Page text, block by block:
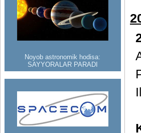
Noyob astronomik hodisa:
SAYYORALAR PARADI